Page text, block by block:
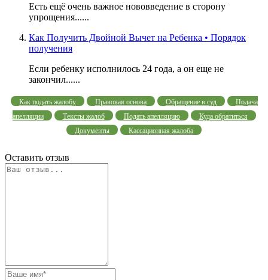
Есть ещё очень важное нововведение в сторону
упрощения......
Как Получить Двойной Вычет на Ребенка • Порядок
получения
Если ребенку исполнилось 24 года, а он еще не
закончил......
Как подать жалобу Правовая основа Обращение в суд
Подача
апелляции
Тексты жалоб Подать апелляцию
Куда обратиться
Документы
Кассационная жалоба
Оставить отзыв